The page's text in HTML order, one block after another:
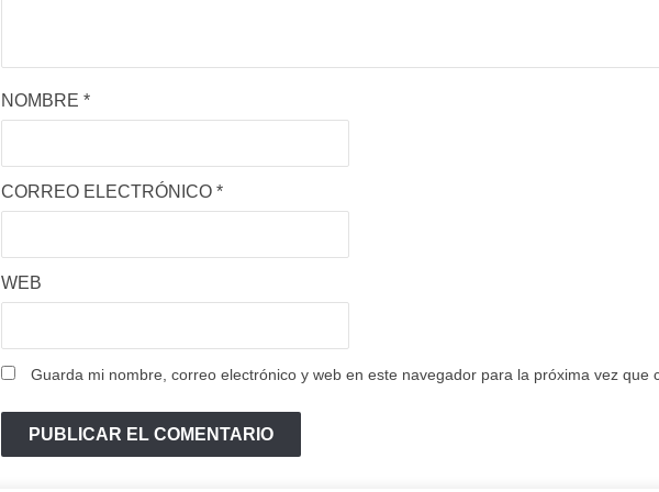
NOMBRE *
CORREO ELECTRÓNICO *
WEB
Guarda mi nombre, correo electrónico y web en este navegador para la próxima vez que